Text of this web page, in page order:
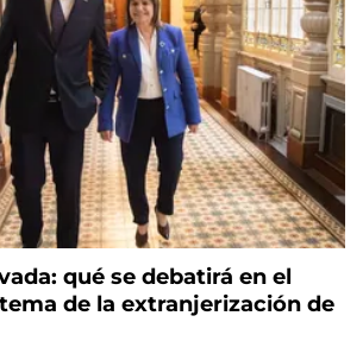
qué se debatirá en el
de la extranjerización de